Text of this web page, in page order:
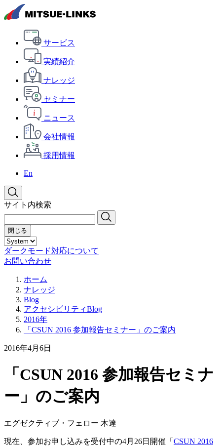
サービス
実績紹介
ナレッジ
セミナー
ニュース
会社情報
採用情報
En
サイト内検索
閉じる
ダークモード対応について
お問い合わせ
ホーム
ナレッジ
Blog
アクセシビリティBlog
2016年
「CSUN 2016 参加報告セミナー」のご案内
2016年4月6日
「CSUN 2016 参加報告セミナ
ー」のご案内
エグゼクティブ・フェロー 木達
現在、参加お申し込みを受付中の4月26日開催「 CSUN 2016